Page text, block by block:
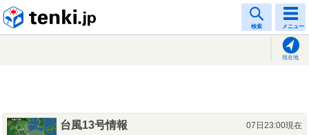
検索 メニュー
現在地
台風13号情報
07日23:00現在